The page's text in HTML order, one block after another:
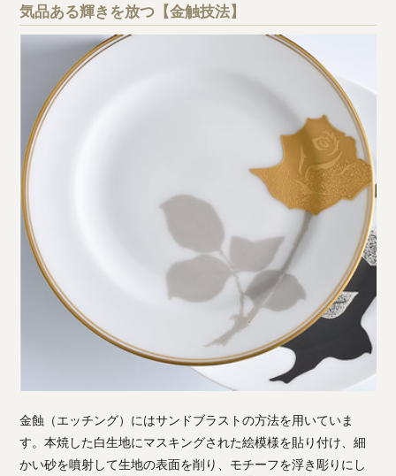
気品ある輝きを放つ【金触技法】
金蝕（エッチング）にはサンドブラストの方法を用いていま
す。本焼した白生地にマスキングされた絵模様を貼り付け、細
かい砂を噴射して生地の表面を削り、モチーフを浮き彫りにし